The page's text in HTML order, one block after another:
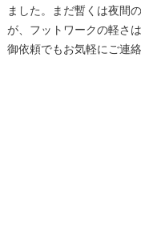
ました。まだ暫くは夜間
が、フットワークの軽さ
御依頼でもお気軽にご連絡